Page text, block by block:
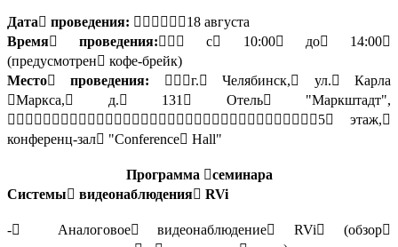
Дата􀀁 проведения: 􀀁􀀁􀀁􀀁􀀁􀀁18 августа
Время􀀁 проведения:􀀁􀀁􀀁с􀀁 10:00􀀁 до􀀁 14:00􀀁
(предусмотрен􀀁 кофе-брейк)
Место􀀁 проведения: 􀀁􀀁􀀁г.􀀁 Челябинск,􀀁 ул.􀀁 Карла
􀀁Маркса,􀀁 д.􀀁 131􀀁 Отель􀀁 "Маркштадт",
􀀁􀀁􀀁􀀁􀀁􀀁􀀁􀀁􀀁􀀁􀀁􀀁􀀁􀀁􀀁􀀁􀀁􀀁􀀁􀀁􀀁􀀁􀀁􀀁􀀁􀀁􀀁􀀁􀀁􀀁􀀁􀀁􀀁􀀁􀀁5􀀁 этаж,􀀁
конференц-зал􀀁 "Conference􀀁 Hall"
Программа 􀀁семинара
Системы􀀁 видеонаблюдения􀀁 RVi
-􀀁 Аналоговое􀀁 видеонаблюдение􀀁 RVi􀀁 (обзор􀀁